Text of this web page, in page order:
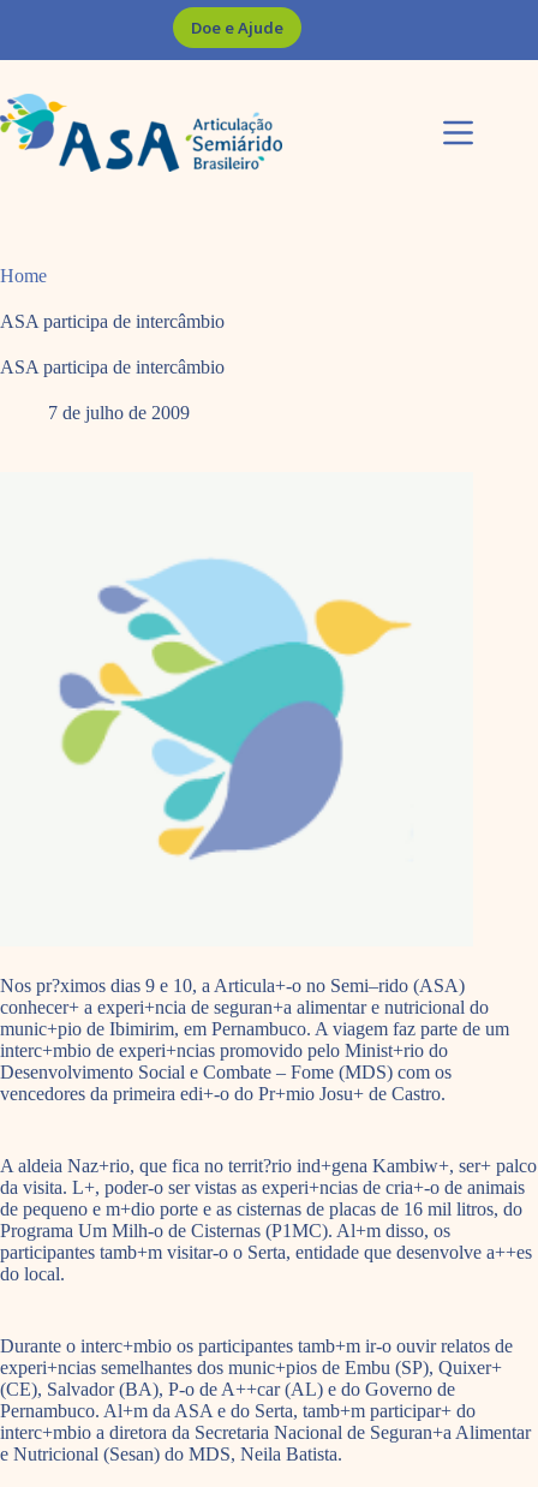
Doe e Ajude
Home
ASA participa de intercâmbio
ASA participa de intercâmbio
7 de julho de 2009
Nos pr?ximos dias 9 e 10, a Articula+-o no Semi–rido (ASA)
conhecer+ a experi+ncia de seguran+a alimentar e nutricional do
munic+pio de Ibimirim, em Pernambuco. A viagem faz parte de um
interc+mbio de experi+ncias promovido pelo Minist+rio do
Desenvolvimento Social e Combate – Fome (MDS) com os
vencedores da primeira edi+-o do Pr+mio Josu+ de Castro.
A aldeia Naz+rio, que fica no territ?rio ind+gena Kambiw+, ser+ palco
da visita. L+, poder-o ser vistas as experi+ncias de cria+-o de animais
de pequeno e m+dio porte e as cisternas de placas de 16 mil litros, do
Programa Um Milh-o de Cisternas (P1MC). Al+m disso, os
participantes tamb+m visitar-o o Serta, entidade que desenvolve a++es
do local.
Durante o interc+mbio os participantes tamb+m ir-o ouvir relatos de
experi+ncias semelhantes dos munic+pios de Embu (SP), Quixer+
(CE), Salvador (BA), P-o de A++car (AL) e do Governo de
Pernambuco. Al+m da ASA e do Serta, tamb+m participar+ do
interc+mbio a diretora da Secretaria Nacional de Seguran+a Alimentar
e Nutricional (Sesan) do MDS, Neila Batista.